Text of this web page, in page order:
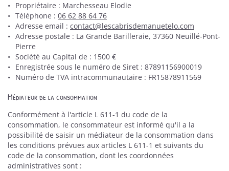
Recopier le code ci-contre
Rafraîchir le captcha
En cochant cette case, vous consentez à recevoir nos propositions commerciales à
utilisantle formulaire de désinscription
Inscription
Propriétaire : Marchesseau Elodie
Téléphone : 06 62 88 64 76
Adresse email :
Adresse postale : La Grande Barilleraie, 37360 Neuillé-Pont-
Pierre
Société au Capital de : 1500 €
Enregistrée sous le numéro de Siret : 87891156900019
Numéro de TVA intracommunautaire : FR15878911569
Médiateur de la consommation
Conformément à l'article L 611-1 du code de la
consommation, le consommateur est informé qu'il a la
possibilité de saisir un médiateur de la consommation dans
les conditions prévues aux articles L 611-1 et suivants du
code de la consommation, dont les coordonnées
administratives sont :